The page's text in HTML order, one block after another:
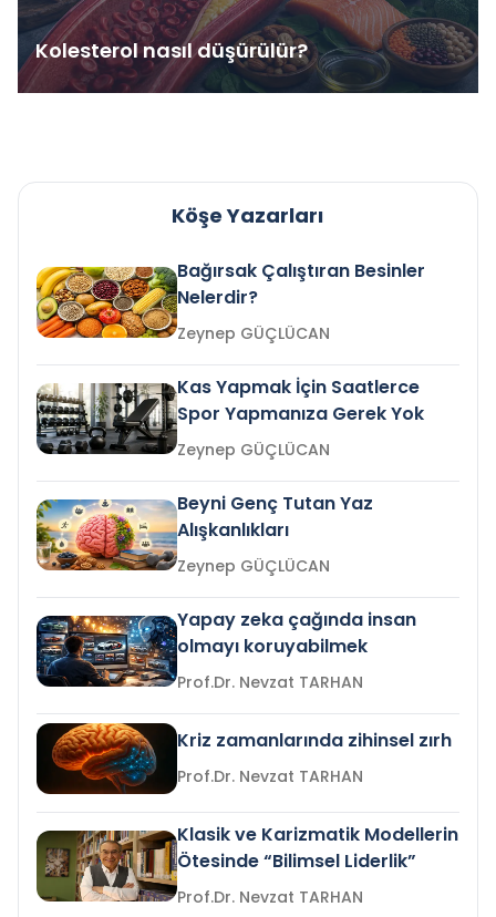
Kolesterol nasıl düşürülür?
Köşe Yazarları
Bağırsak Çalıştıran Besinler
Nelerdir?
Zeynep GÜÇLÜCAN
Kas Yapmak İçin Saatlerce
Spor Yapmanıza Gerek Yok
Zeynep GÜÇLÜCAN
Beyni Genç Tutan Yaz
Alışkanlıkları
Zeynep GÜÇLÜCAN
Yapay zeka çağında insan
olmayı koruyabilmek
Prof.Dr. Nevzat TARHAN
Kriz zamanlarında zihinsel zırh
Prof.Dr. Nevzat TARHAN
Klasik ve Karizmatik Modellerin
Ötesinde “Bilimsel Liderlik”
Prof.Dr. Nevzat TARHAN